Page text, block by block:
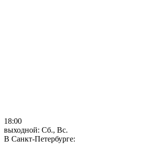
18:00
выходной: Сб., Вс.
В Санкт-Петербурге: